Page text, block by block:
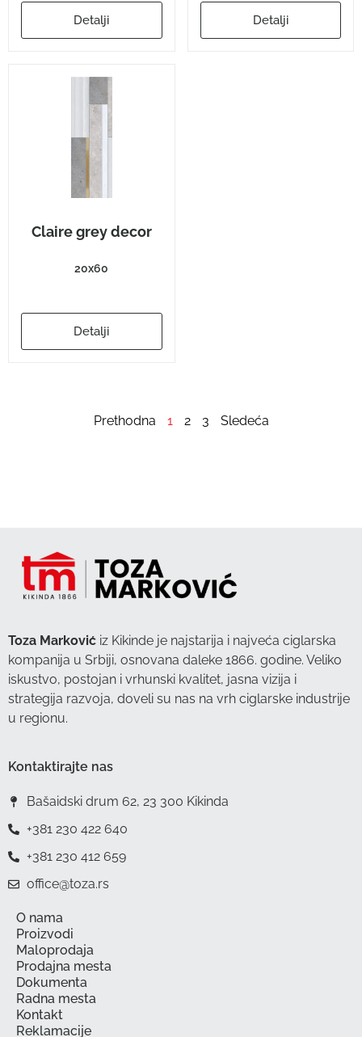
Detalji Detalji
Claire grey decor
20x60
Detalji
Prethodna 1 2 3 Sledeća
Toza Marković iz Kikinde je najstarija i najveća ciglarska
kompanija u Srbiji, osnovana daleke 1866. godine. Veliko
iskustvo, postojan i vrhunski kvalitet, jasna vizija i
strategija razvoja, doveli su nas na vrh ciglarske industrije
u regionu.
Kontaktirajte nas
Bašaidski drum 62, 23 300 Kikinda
+381 230 422 640
+381 230 412 659
office@toza.rs
O nama
Proizvodi
Maloprodaja
Prodajna mesta
Dokumenta
Radna mesta
Kontakt
Reklamacije